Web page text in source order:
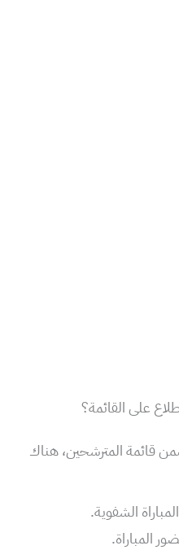
على القائمة؟
قائمة المترشحين، هناك
الشفوية.
المباراة.